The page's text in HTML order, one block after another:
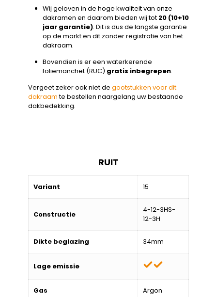
Wij geloven in de hoge kwaliteit van onze
dakramen en daarom bieden wij tot 20 (10+10
jaar garantie). Dit is dus de langste garantie
op de markt en dit zonder registratie van het
dakraam.
Bovendien is er een waterkerende
foliemanchet (RUC) gratis inbegrepen.
Vergeet zeker ook niet de gootstukken voor dit
dakraamte bestellen naargelang uw bestaande
dakbedekking.
RUIT
Variant 15
Constructie
4-12-3HS-
12-3H
Dikte beglazing 34mm
Lage emissie
Gas Argon